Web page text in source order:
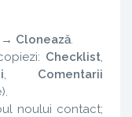
→ Clonează.
Checklist,
, Comentarii
noului contact;